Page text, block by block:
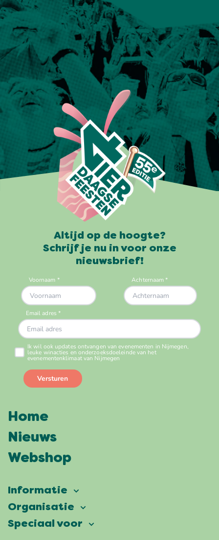
Altijd op de hoogte?
Schrijf je nu in voor onze
nieuwsbrief!
Home
Nieuws
Webshop
Informatie
Vierdaagsefeesten
Veelgestelde vragen
Organisatie
Onze ambitie
Speciaal voor